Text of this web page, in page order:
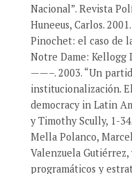
Nacional”. Revista
Huneeus, Carlos.
Pinochet: el caso de
Notre Dame: Kellogg
——–. 2003. “Un
institucionalización.
democracy in Latin
y Timothy Scully, 1-
Mella Polanco,
Valenzuela Gutiérrez,
programáticos y